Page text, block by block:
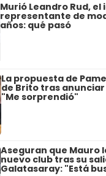
Murió Leandro Rud, el
representante de
años: qué pasó
La propuesta de
de Brito tras anunciar
"Me sorprendió"
Aseguran que Mauro
nuevo club tras su
Galatasaray: "Está